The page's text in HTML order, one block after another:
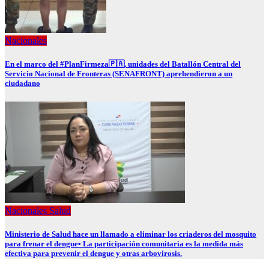
Nacionales
En el marco del #PlanFirmeza🇵🇦, unidades del Batallón Central del
Servicio Nacional de Fronteras (SENAFRONT) aprehendieron a un
ciudadano
Nacionales Salud
Ministerio de Salud hace un llamado a eliminar los criaderos del mosquito
para frenar el dengue• La participación comunitaria es la medida más
efectiva para prevenir el dengue y otras arbovirosis.